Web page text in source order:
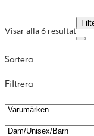
Visar alla 6 resultat
Sortera
Filtrera